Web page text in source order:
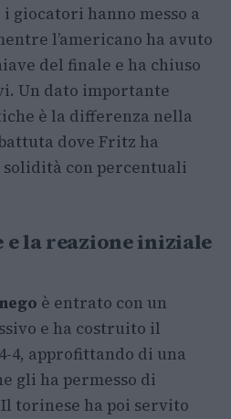
giocatori hanno messo a
l’americano ha avuto
del finale e ha chiuso
Un dato importante
è la differenza nella
dove Fritz ha
con percentuali
la reazione iniziale
è entrato con un
e ha costruito il
4, approfittando di una
gli ha permesso di
torinese ha poi servito